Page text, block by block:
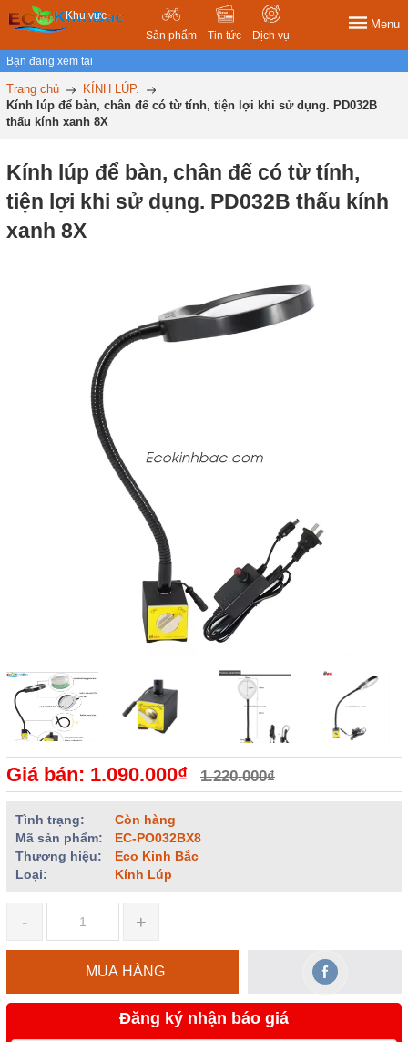
Khu vực
Sản phẩm
Tin tức Dịch vụ
Menu
Bạn đang xem tại
Trang chủ
KÍNH LÚP.
Kính lúp để bàn, chân đế có từ tính, tiện lợi khi sử dụng. PD032B
thấu kính xanh 8X
Kính lúp để bàn, chân đế có từ tính,
tiện lợi khi sử dụng. PD032B thấu kính
xanh 8X
Giá bán: 1.090.000₫ 1.220.000₫
Tình trạng:
Còn hàng
Mã sản phẩm:
EC-PO032BX8
Thương hiệu:
Eco Kinh Bắc
Loại:
Kính Lúp
- +
MUA HÀNG
Đăng ký nhận báo giá